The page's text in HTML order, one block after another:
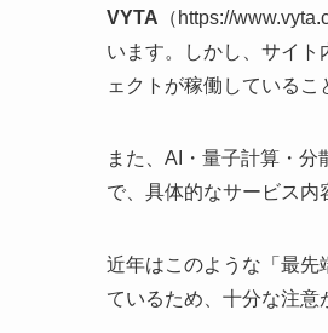
VYTA （https://
います。しかし、サイ
ェクトが稼働しているこ
また、AI・量子計算・
で、具体的なサービス内
近年はこのような「最先
ているため、十分な注意